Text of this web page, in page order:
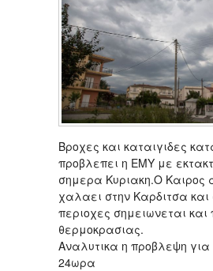
Βροχες και καταιγιδες
προβλεπει η ΕΜΥ με
σημερα Κυριακη.Ο Καιρος
χαλαει στην Καρδιτσα
περιοχες σημειωνεται και
θερμοκρασιας.
Αναλυτικα η προβλεψη
24ωρα